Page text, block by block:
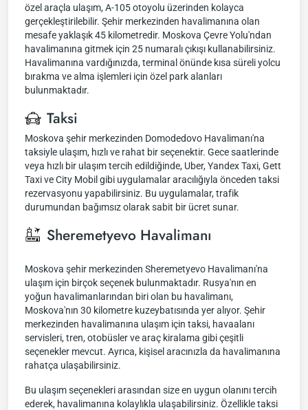
özel araçla ulaşım, A-105 otoyolu üzerinden kolayca
gerçekleştirilebilir. Şehir merkezinden havalimanına olan
mesafe yaklaşık 45 kilometredir. Moskova Çevre Yolu'ndan
havalimanına gitmek için 25 numaralı çıkışı kullanabilirsiniz.
Havalimanına vardığınızda, terminal önünde kısa süreli yolcu
bırakma ve alma işlemleri için özel park alanları
bulunmaktadır.
Taksi
Moskova şehir merkezinden Domodedovo Havalimanı'na
taksiyle ulaşım, hızlı ve rahat bir seçenektir. Gece saatlerinde
veya hızlı bir ulaşım tercih edildiğinde, Uber, Yandex Taxi, Gett
Taxi ve City Mobil gibi uygulamalar aracılığıyla önceden taksi
rezervasyonu yapabilirsiniz. Bu uygulamalar, trafik
durumundan bağımsız olarak sabit bir ücret sunar.
Sheremetyevo Havalimanı
Moskova şehir merkezinden Sheremetyevo Havalimanı'na
ulaşım için birçok seçenek bulunmaktadır. Rusya'nın en
yoğun havalimanlarından biri olan bu havalimanı,
Moskova'nın 30 kilometre kuzeybatısında yer alıyor. Şehir
merkezinden havalimanına ulaşım için taksi, havaalanı
servisleri, tren, otobüsler ve araç kiralama gibi çeşitli
seçenekler mevcut. Ayrıca, kişisel aracınızla da havalimanına
rahatça ulaşabilirsiniz.
Bu ulaşım seçenekleri arasından size en uygun olanını tercih
ederek, havalimanına kolaylıkla ulaşabilirsiniz. Özellikle taksi